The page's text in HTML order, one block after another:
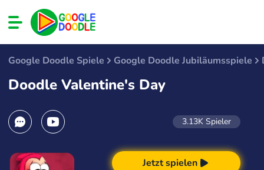
Google Doodle Spiele Google Doodle Jubiläumsspiele
Doodle Valentine's Day
3.13K Spieler
Jetzt spielen